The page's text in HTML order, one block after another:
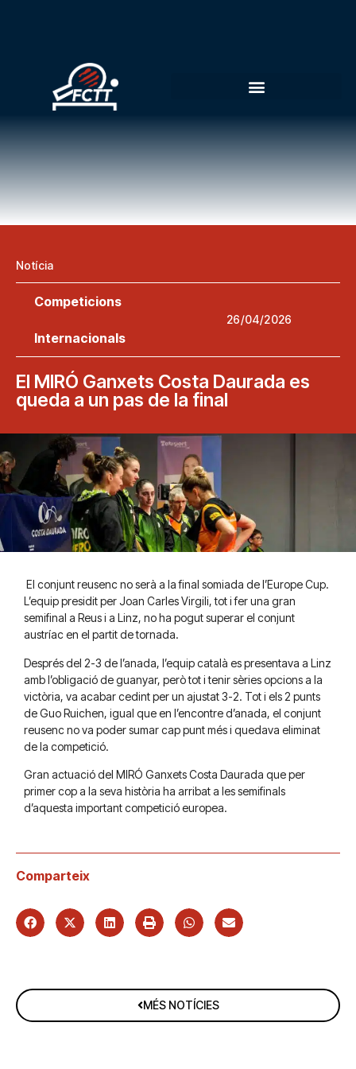
Notícia
Competicions
Internacionals
26/04/2026
El MIRÓ Ganxets Costa Daurada es
queda a un pas de la final
El conjunt reusenc no serà a la final somiada de l’Europe Cup.
L’equip presidit per Joan Carles Virgili, tot i fer una gran
semifinal a Reus i a Linz, no ha pogut superar el conjunt
austríac en el partit de tornada.
Després del 2-3 de l’anada, l’equip català es presentava a Linz
amb l’obligació de guanyar, però tot i tenir sèries opcions a la
victòria, va acabar cedint per un ajustat 3-2. Tot i els 2 punts
de Guo Ruichen, igual que en l’encontre d’anada, el conjunt
reusenc no va poder sumar cap punt més i quedava eliminat
de la competició.
Gran actuació del MIRÓ Ganxets Costa Daurada que per
primer cop a la seva història ha arribat a les semifinals
d’aquesta important competició europea.
Comparteix
MÉS NOTÍCIES